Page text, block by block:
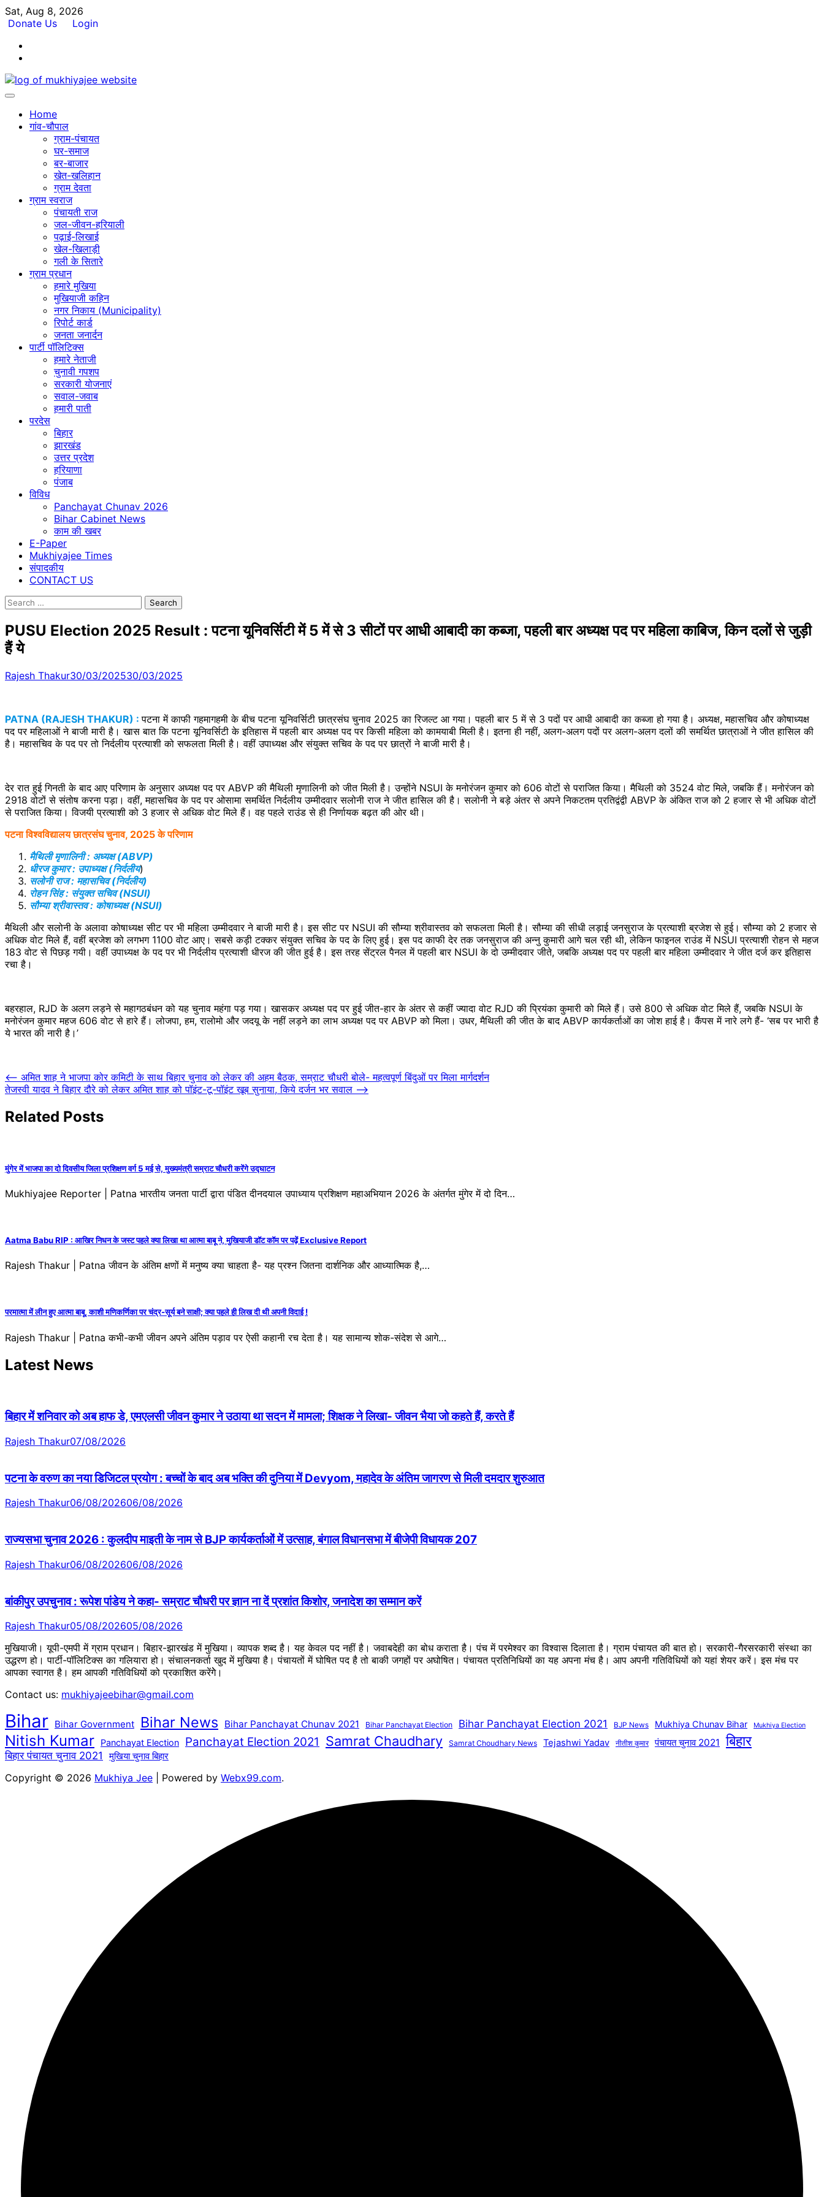
Skip
to
Sat, Aug 8, 2026
Donate Us
Login
Home
गांव-चौपाल
ग्राम-पंचायत
घर-समाज
बर-बाजार
खेत-खलिहान
ग्राम देवता
ग्राम स्वराज
पंचायती राज
जल-जीवन-हरियाली
पढ़ाई-लिखाई
खेल-खिलाड़ी
गली के सितारे
ग्राम प्रधान
हमारे मुखिया
मुखियाजी कहिन
नगर निकाय (Municipality)
रिपोर्ट कार्ड
जनता जनार्दन
पार्टी पॉलिटिक्स
हमारे नेताजी
चुनावी गपशप
सरकारी योजनाएं
सवाल-जवाब
हमारी पाती
परदेस
बिहार
झारखंड
उत्तर प्रदेश
हरियाणा
पंजाब
विविध
Panchayat Chunav 2026
Bihar Cabinet News
काम की खबर
E-Paper
Mukhiyajee Times
संपादकीय
CONTACT US
Search
PUSU Election 2025 Result : पटना यूनिवर्सिटी में 5 में से 3 सीटों पर आधी आबादी का कब्जा, पहली बार अध्यक्ष पद पर महिला काबिज, किन दलों से जुड़ी
हैं ये
Rajesh Thakur30/03/202530/03/2025
PATNA (RAJESH THAKUR) :पटना में काफी गहमागहमी के बीच पटना यूनिवर्सिटी छात्रसंघ चुनाव 2025 का रिजल्ट आ गया। पहली बार 5 में से 3 पदों पर आधी आबादी का कब्जा हो गया है। अध्यक्ष, महासचिव और कोषाध्यक्ष
पद पर महिलाओं ने बाजी मारी है। खास बात कि पटना यूनिवर्सिटी के इतिहास में पहली बार अध्यक्ष पद पर किसी महिला को कामयाबी मिली है। इतना ही नहीं, अलग-अलग पदों पर अलग-अलग दलों की समर्थित छात्राओं ने जीत हासिल की
है। महासचिव के पद पर तो निर्दलीय प्रत्याशी को सफलता मिली है। वहीं उपाध्यक्ष और संयुक्त सचिव के पद पर छात्रों ने बाजी मारी है।
देर रात हुई गिनती के बाद आए परिणाम के अनुसार अध्यक्ष पद पर ABVP की मैथिली मृणालिनी को जीत मिली है। उन्होंने NSUI के मनोरंजन कुमार को 606 वोटों से पराजित किया। मैथिली को 3524 वोट मिले, जबकि हैं। मनोरंजन को
2918 वोटों से संतोष करना पड़ा। वहीं, महासचिव के पद पर ओसामा समर्थित निर्दलीय उम्मीदवार सलोनी राज ने जीत हासिल की है। सलोनी ने बड़े अंतर से अपने निकटतम प्रतिद्वंद्वी ABVP के अंकित राज को 2 हजार से भी अधिक वोटों
से पराजित किया। विजयी प्रत्याशी को 3 हजार से अधिक वोट मिले हैं। वह पहले राउंड से ही निर्णायक बढ़त की ओर थी।
पटना विश्वविद्यालय छात्रसंघ चुनाव, 2025 के परिणाम
मैथिली मृणालिनी : अध्यक्ष (ABVP)
धीरज कुमार : उपाध्यक्ष (निर्दलीय)
सलोनी राज : महासचिव (निर्दलीय)
रोहन सिंह : संयुक्त सचिव (NSUI)
सौम्या श्रीवास्तव : कोषाध्यक्ष (NSUI)
मैथिली और सलोनी के अलावा कोषाध्यक्ष सीट पर भी महिला उम्मीदवार ने बाजी मारी है। इस सीट पर NSUI की सौम्या श्रीवास्तव को सफलता मिली है। सौम्या की सीधी लड़ाई जनसुराज के प्रत्याशी ब्रजेश से हुई। सौम्या को 2 हजार से
अधिक वोट मिले हैं, वहीं ब्रजेश को लगभग 1100 वोट आए। सबसे कड़ी टक्कर संयुक्त सचिव के पद के लिए हुई। इस पद काफी देर तक जनसुराज की अन्नु कुमारी आगे चल रही थी, लेकिन फाइनल राउंड में NSUI प्रत्याशी रोहन से महज
183 वोट से पिछड़ गयी। वहीं उपाध्यक्ष के पद पर भी निर्दलीय प्रत्याशी धीरज की जीत हुई है। इस तरह सेंट्रल पैनल में पहली बार NSUI के दो उम्मीदवार जीते, जबकि अध्यक्ष पद पर पहली बार महिला उम्मीदवार ने जीत दर्ज कर इतिहास
रचा है।
बहरहाल, RJD के अलग लड़ने से महागठबंधन को यह चुनाव महंगा पड़ गया। खासकर अध्यक्ष पद पर हुई जीत-हार के अंतर से कहीं ज्यादा वोट RJD की प्रियंका कुमारी को मिले हैं। उसे 800 से अधिक वोट मिले हैं, जबकि NSUI के
मनोरंजन कुमार महज 606 वोट से हारे हैं। लोजपा, हम, रालोमो और जदयू के नहीं लड़ने का लाभ अध्यक्ष पद पर ABVP को मिला। उधर, मैथिली की जीत के बाद ABVP कार्यकर्ताओं का जोश हाई है। कैंपस में नारे लगे हैं- ‘सब पर भारी है
ये भारत की नारी है।’
Post
navigation
⟵ अमित शाह ने भाजपा कोर कमिटी के साथ बिहार चुनाव को लेकर की अहम बैठक, सम्राट चौधरी बोले- महत्वपूर्ण बिंदुओं पर मिला मार्गदर्शन
तेजस्वी यादव ने बिहार दौरे को लेकर अमित शाह को पॉइंट-टू-पॉइंट खूब सुनाया, किये दर्जन भर सवाल ⟶
Related Posts
‎मुंगेर में भाजपा का दो दिवसीय जिला प्रशिक्षण वर्ग 5 मई से, मुख्यमंत्री सम्राट चौधरी करेंगे उद्घाटन‎
‎Mukhiyajee Reporter | Patna भारतीय जनता पार्टी द्वारा पंडित दीनदयाल उपाध्याय प्रशिक्षण महाअभियान 2026 के अंतर्गत मुंगेर में दो दिन…
Aatma Babu RIP : आखिर निधन के जस्ट पहले क्या लिखा था आत्मा बाबू ने, मुखियाजी डॉट कॉम पर पढ़ें Exclusive Report
Rajesh Thakur | Patna जीवन के अंतिम क्षणों में मनुष्य क्या चाहता है- यह प्रश्न जितना दार्शनिक और आध्यात्मिक है,…
परमात्मा में लीन हुए आत्मा बाबू, काशी मणिकर्णिका पर चंद्र-सूर्य बने साक्षी; क्या पहले ही लिख दी थी अपनी विदाई !
Rajesh Thakur | Patna कभी-कभी जीवन अपने अंतिम पड़ाव पर ऐसी कहानी रच देता है। यह सामान्य शोक-संदेश से आगे…
Latest News
बिहार में शनिवार को अब हाफ डे, एमएलसी जीवन कुमार ने उठाया था सदन में मामला; शिक्षक ने लिखा- जीवन भैया जो कहते हैं, करते हैं
Rajesh Thakur07/08/2026
पटना के वरुण का नया डिजिटल प्रयोग : बच्चों के बाद अब भक्ति की दुनिया में Devyom, महादेव के अंतिम जागरण से मिली दमदार शुरुआत
Rajesh Thakur06/08/202606/08/2026
राज्यसभा चुनाव 2026 : कुलदीप माइती के नाम से BJP कार्यकर्ताओं में उत्साह, बंगाल विधानसभा में बीजेपी विधायक 207
Rajesh Thakur06/08/202606/08/2026
बांकीपुर उपचुनाव : रूपेश पांडेय ने कहा- सम्राट चौधरी पर ज्ञान ना दें प्रशांत किशोर, जनादेश का सम्मान करें
Rajesh Thakur05/08/202605/08/2026
मुखियाजी। यूपी-एमपी में ग्राम प्रधान। बिहार-झारखंड में मुखिया। व्यापक शब्द है। यह केवल पद नहीं है। जवाबदेही का बोध कराता है। पंच में परमेश्वर का विश्वास दिलाता है। ग्राम पंचायत की बात हो। सरकारी-गैरसरकारी संस्था का
उद्धरण हो। पार्टी-पॉलिटिक्स का गलियारा हो। संचालनकर्ता खुद में मुखिया है। पंचायतों में घोषित पद है तो बाकी जगहों पर अघोषित। पंचायत प्रतिनिधियों का यह अपना मंच है। आप अपनी गतिविधियों को यहां शेयर करें। इस मंच पर
आपका स्वागत है। हम आपकी गतिविधियों को प्रकाशित करेंगेे।
Contact us: mukhiyajeebihar@gmail.com
Bihar Bihar Government Bihar News Bihar Panchayat Chunav 2021 Bihar Panchayat Election Bihar Panchayat Election 2021 BJP News Mukhiya Chunav Bihar Mukhiya Election
Nitish Kumar Panchayat Election Panchayat Election 2021 Samrat Chaudhary Samrat Choudhary News Tejashwi Yadav नीतीश कुमार पंचायत चुनाव 2021 बिहार
बिहार पंचायत चुनाव 2021 मुखिया चुनाव बिहार
Copyright © 2026 Mukhiya Jee | Powered by Webx99.com.